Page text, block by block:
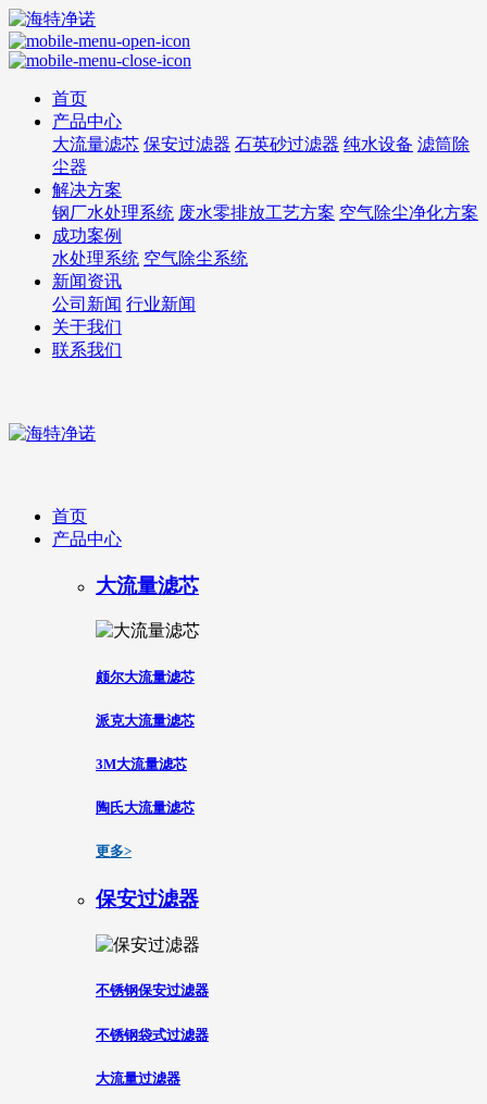
首页
产品中心
大流量滤芯 保安过滤器 石英砂过滤器 纯水设备 滤筒除
尘器
解决方案
钢厂水处理系统 废水零排放工艺方案 空气除尘净化方案
成功案例
水处理系统 空气除尘系统
新闻资讯
公司新闻 行业新闻
关于我们
联系我们
首页
产品中心
大流量滤芯
颇尔大流量滤芯
派克大流量滤芯
3M大流量滤芯
陶氏大流量滤芯
更多>
保安过滤器
不锈钢保安过滤器
不锈钢袋式过滤器
大流量过滤器